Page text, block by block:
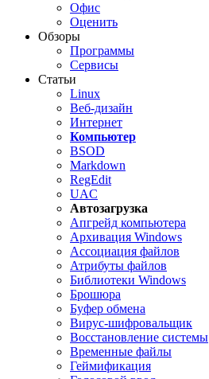
Офис
Оценить
Обзоры
Программы
Сервисы
Статьи
Linux
Веб-дизайн
Интернет
Компьютер
BSOD
Markdown
RegEdit
UAC
Автозагрузка
Апгрейд компьютера
Архивация Windows
Ассоциация файлов
Атрибуты файлов
Библиотеки Windows
Брошюра
Буфер обмена
Вирус-шифровальщик
Восстановление системы
Временные файлы
Геймификация